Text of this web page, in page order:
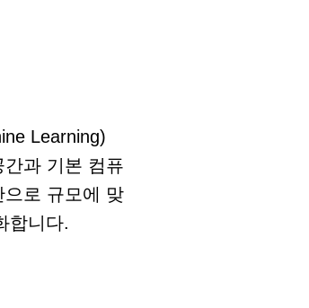
Learning)
과 기본 컴퓨
으로 규모에 맞
합니다.